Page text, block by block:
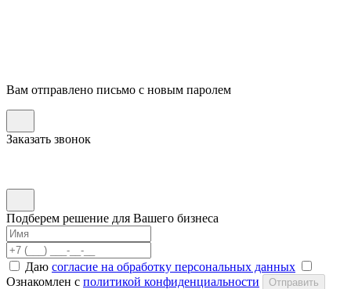
Вам отправлено письмо с новым паролем
Заказать звонок
Подберем решение для Вашего бизнеса
Даю согласие на обработку персональных данных
Ознакомлен с политикой конфиденциальности Отправить